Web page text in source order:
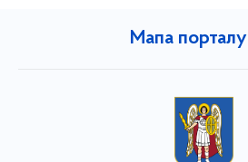
Мапа порталу